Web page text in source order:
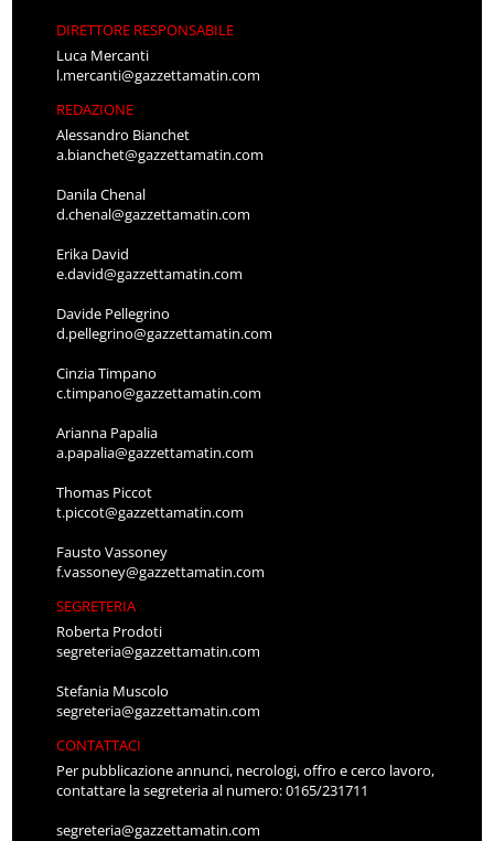
DIRETTORE RESPONSABILE
Luca Mercanti
l.mercanti@gazzettamatin.com
REDAZIONE
Alessandro Bianchet
a.bianchet@gazzettamatin.com
Danila Chenal
d.chenal@gazzettamatin.com
Erika David
e.david@gazzettamatin.com
Davide Pellegrino
d.pellegrino@gazzettamatin.com
Cinzia Timpano
c.timpano@gazzettamatin.com
Arianna Papalia
a.papalia@gazzettamatin.com
Thomas Piccot
t.piccot@gazzettamatin.com
Fausto Vassoney
f.vassoney@gazzettamatin.com
SEGRETERIA
Roberta Prodoti
segreteria@gazzettamatin.com
Stefania Muscolo
segreteria@gazzettamatin.com
CONTATTACI
Per pubblicazione annunci, necrologi, offro e cerco lavoro,
contattare la segreteria al numero: 0165/231711
segreteria@gazzettamatin.com